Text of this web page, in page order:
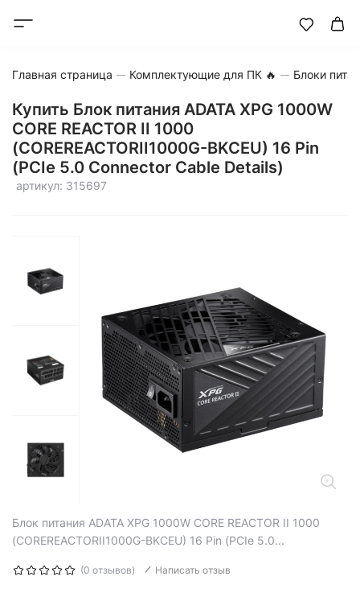
Главная страница Комплектующие для ПК 🔥 Блоки
Купить Блок питания ADATA XPG 1000W
CORE REACTOR II 1000
(COREREACTORII1000G-BKCEU) 16 Pin
(PCIe 5.0 Connector Cable Details)
артикул: 315697
Блок питания ADATA XPG 1000W CORE REACTOR II 1000
(COREREACTORII1000G-BKCEU) 16 Pin (PCIe 5.0...
(0 отзывов) Написать отзыв